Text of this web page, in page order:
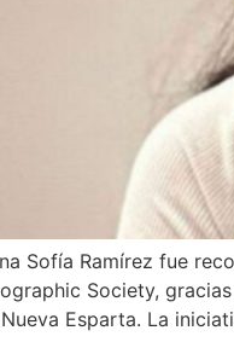
Sofía Ramírez fue
Society,
Esparta. La